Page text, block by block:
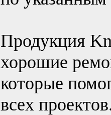
Продукция
хорошие
которые
всех